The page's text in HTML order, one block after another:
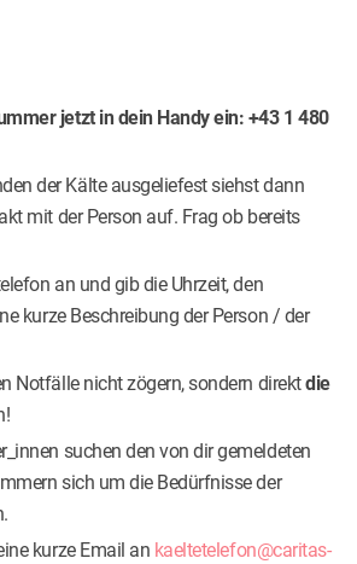
jetzt in dein Handy ein: +43 1 480
der Kälte ausgeliefest siehst dann
mit der Person auf. Frag ob bereits
an und gib die Uhrzeit, den
kurze Beschreibung der Person / der
Notfälle nicht zögern, sondern direktdie
suchen den von dir gemeldeten
sich um die Bedürfnisse der
kurze Email an kaeltetelefon@caritas-